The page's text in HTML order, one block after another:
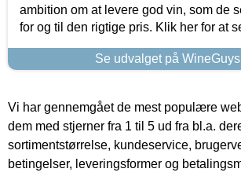
ambition om at levere god vin, som de
for og til den rigtige pris. Klik her for at
Se udvalget på
Vi har gennemgået de mest populære
dem med stjerner fra 1 til 5 ud fra bl.a.
sortimentstørrelse, kundeservice,
betingelser, leveringsformer og